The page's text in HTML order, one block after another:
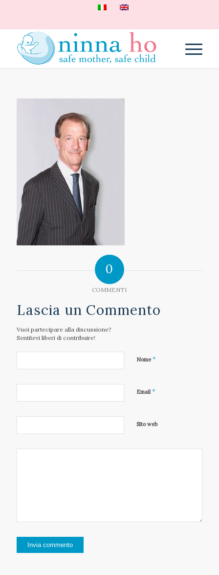
0
COMMENTI
Lascia un Commento
Vuoi partecipare alla discussione?
Sentitevi liberi di contribuire!
Nome*
Email *
Sito web